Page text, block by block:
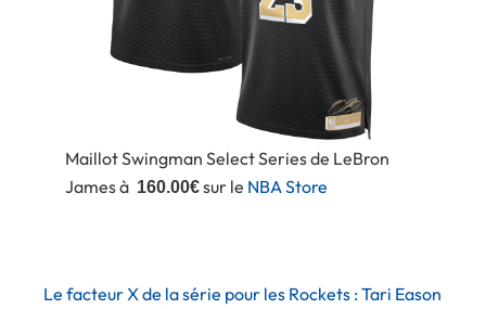
Maillot Swingman Select Series de LeBron
James à 160.00€sur le NBA Store
Le facteur X de la série pour les Rockets : Tari Eason